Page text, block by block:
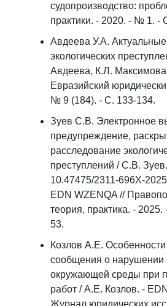
судопроизводство:
практики. - 2020. - № 1. -
Авдеева У.А.
экологических
Авдеева, К.Л.
Евразийский
№ 9 (184). - С. 133-134.
Зуев С.В. Электронное
предупреждение,
расследование
преступлений / С.В.
10.47475/2311-696X-
EDN WZENQA //
теория, практика. -
53.
Козлов А.Е.
сообщения о нарушении
окружающей среды при
работ / А.Е. Козлов. -
Журнал юридических